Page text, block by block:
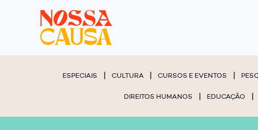
ESPECIAIS CULTURA CURSOS E EVENTOS
DIREITOS HUMANOS EDUCAÇÃO